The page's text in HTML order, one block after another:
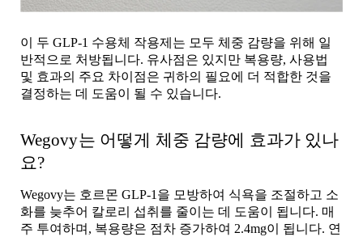
이 두 GLP-1 수용체 작용제는 모두 체중 감량을 위해 일
반적으로 처방됩니다. 유사점은 있지만 복용량, 사용법
및 효과의 주요 차이점은 귀하의 필요에 더 적합한 것을
결정하는 데 도움이 될 수 있습니다.
Wegovy는 어떻게 체중 감량에 효과가 있나
요?
Wegovy는 호르몬 GLP-1을 모방하여 식욕을 조절하고 소
화를 늦추어 칼로리 섭취를 줄이는 데 도움이 됩니다. 매
주 투여하며, 복용량은 점차 증가하여 2.4mg이 됩니다. 연